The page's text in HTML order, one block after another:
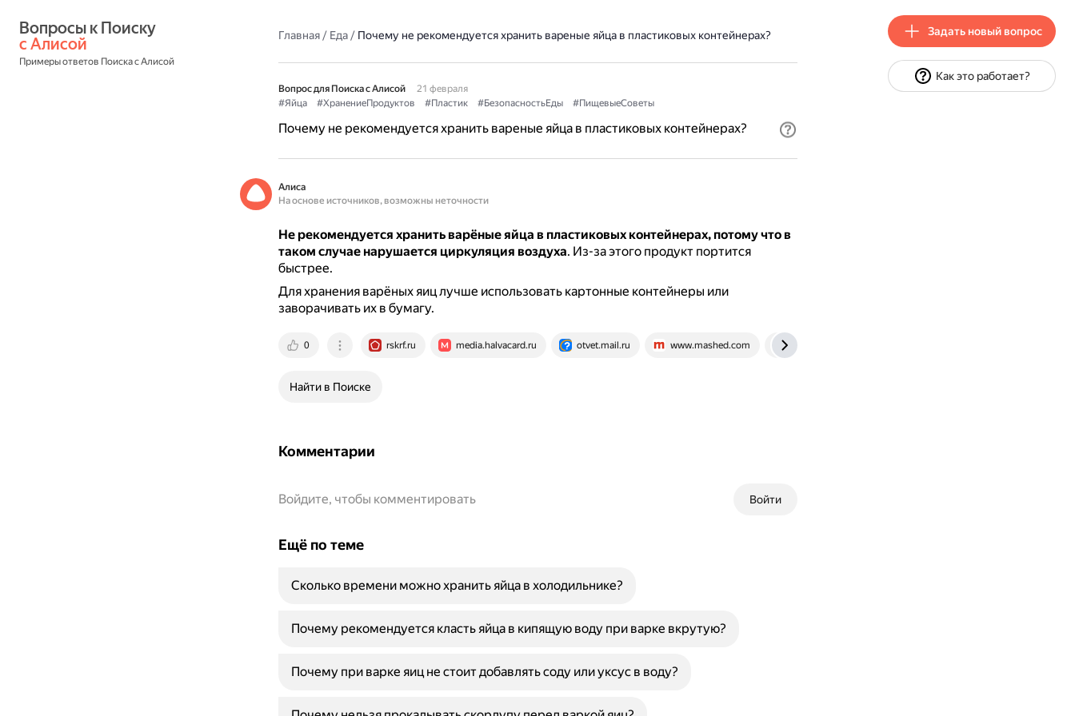
с Алисой
Примеры ответов Поиска с Алисой
Главная/ Еда/ Почему не рекомендуется хранить вареные яйца в пластиковых контейнерах?
Вопрос для Поиска с Алисой
21 февраля
#Яйца
#ХранениеПродуктов #Пластик #БезопасностьЕды #ПищевыеСоветы
Почему не рекомендуется хранить вареные яйца в пластиковых контейнерах?
Алиса
На основе источников, возможны неточности
Не рекомендуется хранить варёные яйца в пластиковых контейнерах, потому что в
таком случае нарушается циркуляция воздуха. Из-за этого продукт портится
быстрее.
Для хранения варёных яиц лучше использовать картонные контейнеры или
заворачивать их в бумагу.
0 rskrf.ru media.halvacard.ru otvet.mail.ru www.mashed.com
Найти в Поиске
Комментарии
Войти
Войдите, чтобы комментировать
Ещё по теме
Сколько времени можно хранить яйца в холодильнике?
Почему рекомендуется класть яйца в кипящую воду при варке вкрутую?
Почему при варке яиц не стоит добавлять соду или уксус в воду?
Задать новый вопрос
Как это работает?